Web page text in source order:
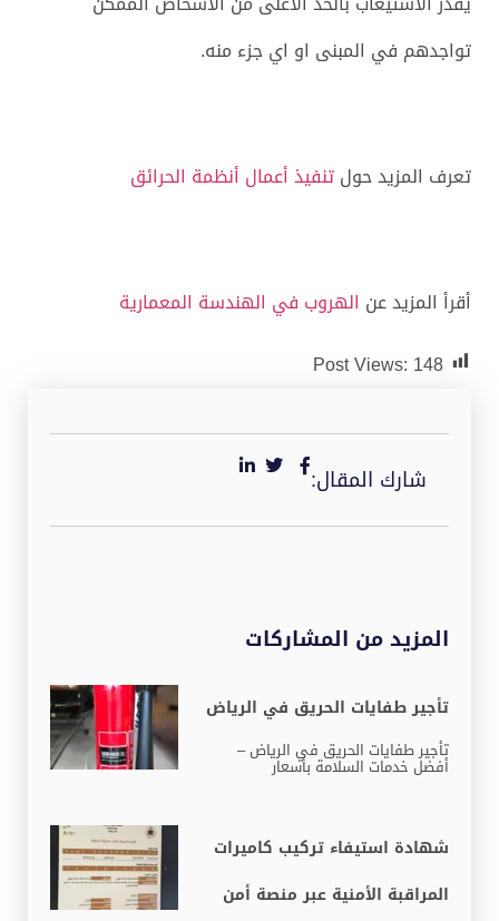
تواجدهم في المبنى او اي جزء منه.
تعرف المزيد حولتنفيذ أعمال أنظمة الحرائق
أقرأ المزيد عن الهروب في الهندسة المعمارية
Post Views: 148
شارك المقال:
المزيد من المشاركات
تأجير طفايات الحريق في الرياض
تأجير طفايات الحريق في الرياض –
أفضل خدمات السلامة بأسعار
شهادة استيفاء تركيب كاميرات
المراقبة الأمنية عبر منصة أمن